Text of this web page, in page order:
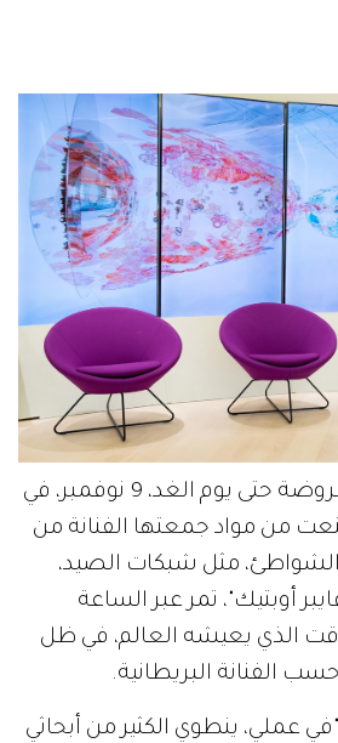
القطعة الفنية المعروضة حتى يوم الغد، 9 نوفمبر، في
من مواد جمعتها الفنانة من
مثل شبكات الصيد،
أوبتيك"، تمر عبر الساعة
الذي يعيشه العالم، في ظل
حسب الفنانة البريطانية.
"في عملي، ينطوي الكثير من أبحاثي